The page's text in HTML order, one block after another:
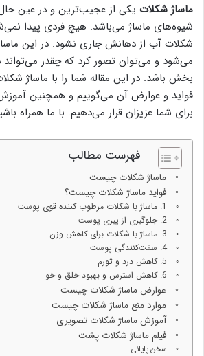
ماساژ شکلات یکی از عجیب‌ترین و در عین
شیوه‌های ماساژ می‌باشد. هیچ فردی پیدا
شکلات آب از دهانش جاری نشود. در این
می‌شود و می‌توان تصور کرد که چقدر
بخش باشد. در این مقاله شما را با ماساژ
فواید و عوارض آن می‌گوییم و همچنین
برای شما عزیزان قرار می‌دهیم. با ما همراه
فهرست مطالب
ماساژ شکلات چیست
فواید ماساژ شکلات چیست؟
1. ماساژ با شکلات مرطوب کننده قوی پوست
2. جلوگیری از پیری پوست
3. ماساژ با شکلات برای کاهش وزن
4. سفت‌کنندگی پوست
5. کاهش درد و تورم
6. کاهش استرس و بهبود خلق و خو
عوارض ماساژ شکلات چیست
موارد منع ماساژ شکلات چیست
آموزش ماساژ شکلات تصویری
فیلم ماساژ شکلات پشت
سخن پایانی